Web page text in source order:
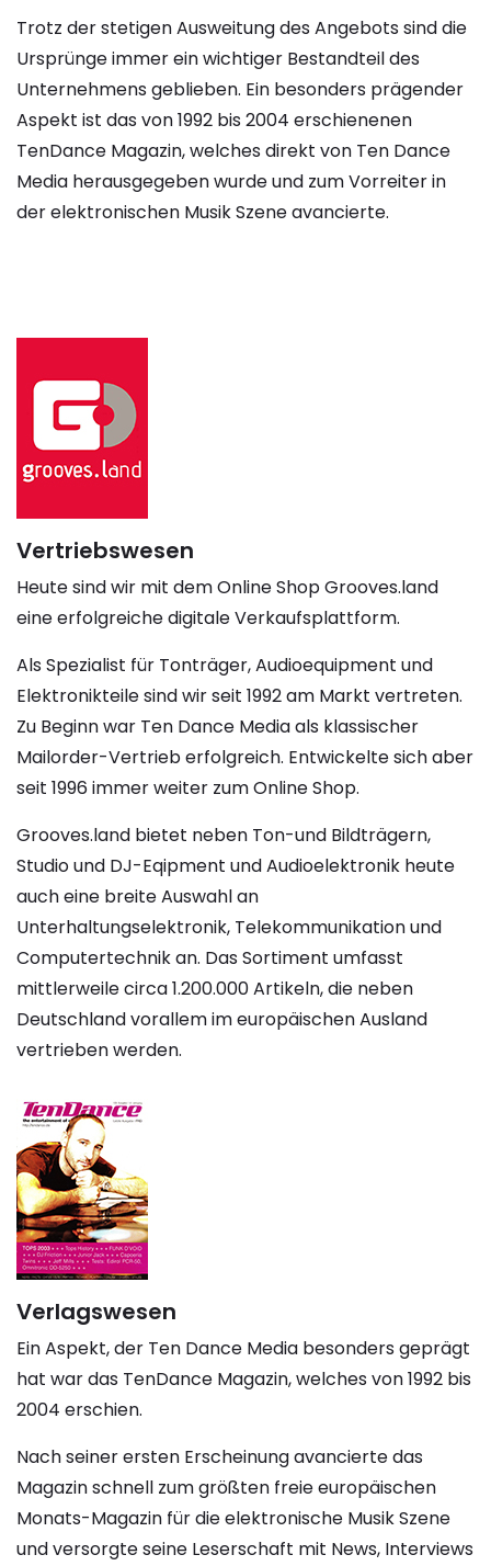
Trotz der stetigen Ausweitung des Angebots sind die
Ursprünge immer ein wichtiger Bestandteil des
Unternehmens geblieben. Ein besonders prägender
Aspekt ist das von 1992 bis 2004 erschienenen
TenDance Magazin, welches direkt von Ten Dance
Media herausgegeben wurde und zum Vorreiter in
der elektronischen Musik Szene avancierte.
Vertriebswesen
Heute sind wir mit dem Online Shop Grooves.land
eine erfolgreiche digitale Verkaufsplattform.
Als Spezialist für Tonträger, Audioequipment und
Elektronikteile sind wir seit 1992 am Markt vertreten.
Zu Beginn war Ten Dance Media als klassischer
Mailorder-Vertrieb erfolgreich. Entwickelte sich aber
seit 1996 immer weiter zum Online Shop.
Grooves.land bietet neben Ton-und Bildträgern,
Studio und DJ-Eqipment und Audioelektronik heute
auch eine breite Auswahl an
Unterhaltungselektronik, Telekommunikation und
Computertechnik an. Das Sortiment umfasst
mittlerweile circa 1.200.000 Artikeln, die neben
Deutschland vorallem im europäischen Ausland
vertrieben werden.
Verlagswesen
Ein Aspekt, der Ten Dance Media besonders geprägt
hat war das TenDance Magazin, welches von 1992 bis
2004 erschien.
Nach seiner ersten Erscheinung avancierte das
Magazin schnell zum größten freie europäischen
Monats-Magazin für die elektronische Musik Szene
und versorgte seine Leserschaft mit News, Interviews